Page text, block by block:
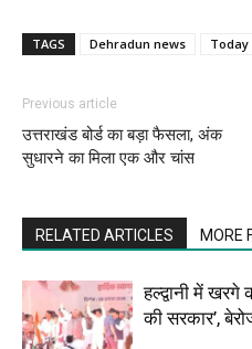
TAGS Dehradun news
Previous article
उत्तराखंड बोर्ड का बड़ा फैसला, अंक
सुधारने का मिला एक और चांस
RELATED ARTICLES MORE
हल्द्वानी में खरगे
की सरकार’,